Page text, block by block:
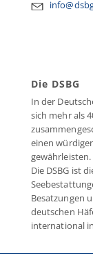
Die DSBG
In der
sich mehr als
einen
gewährleisten.
Die DSBG ist
Besatzungen
deutschen
international